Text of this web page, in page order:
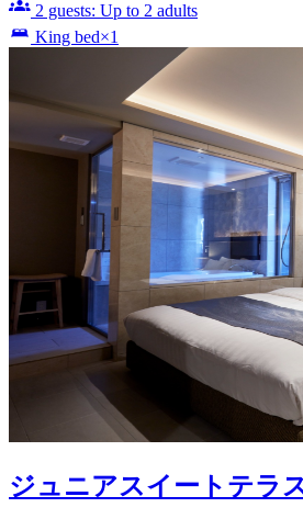
2 guests: Up to 2 adults
King bed×1
ジュニアスイートテラ